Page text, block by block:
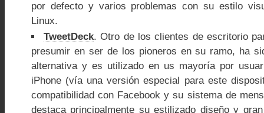
por defecto y varios problemas con su estilo
Linux.
TweetDeck. Otro de los clientes de escritorio
presumir en ser de los pioneros en su ramo, ha
alternativa y es utilizado en us mayoría por
iPhone (vía una versión especial para este
compatibilidad con Facebook y su sistema de
destaca principalmente su estilizado diseño y